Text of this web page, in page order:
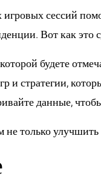
сессий
Вот как это
будете
и стратегии,
данные,
не только